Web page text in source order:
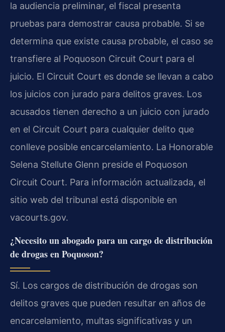
la audiencia preliminar, el fiscal presenta
pruebas para demostrar causa probable. Si se
determina que existe causa probable, el caso se
transfiere al Poquoson Circuit Court para el
juicio. El Circuit Court es donde se llevan a cabo
los juicios con jurado para delitos graves. Los
acusados tienen derecho a un juicio con jurado
en el Circuit Court para cualquier delito que
conlleve posible encarcelamiento. La Honorable
Selena Stellute Glenn preside el Poquoson
Circuit Court. Para información actualizada, el
sitio web del tribunal está disponible en
vacourts.gov.
¿Necesito un abogado para un cargo de distribución
de drogas en Poquoson?
Sí. Los cargos de distribución de drogas son
delitos graves que pueden resultar en años de
encarcelamiento, multas significativas y un